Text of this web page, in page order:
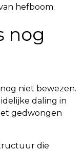
hefboom.
nog
niet bewezen.
daling in
gedwongen
die